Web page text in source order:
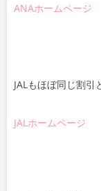
ANAホームページ
JALもほぼ同じ割引
JALホームページ